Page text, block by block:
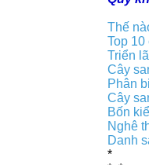
Thế
Top 10
Triển
Cây
Phân
Cây
Bốn
Nghê
Danh
*